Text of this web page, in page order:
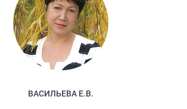
ВАСИЛЬЕВА Е.В.